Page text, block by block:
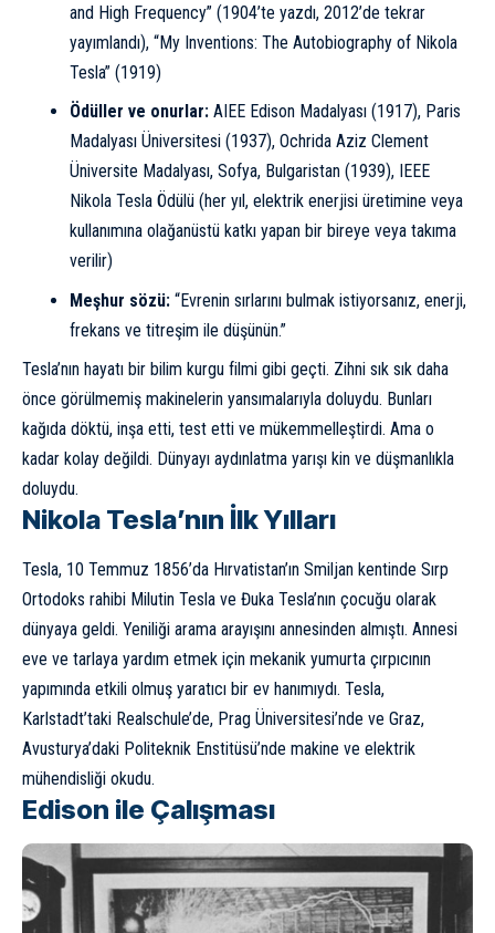
and High Frequency” (1904’te yazdı, 2012’de tekrar
yayımlandı), “My Inventions: The Autobiography of Nikola
Tesla” (1919)
Ödüller ve onurlar:AIEE Edison Madalyası (1917), Paris
Madalyası Üniversitesi (1937), Ochrida Aziz Clement
Üniversite Madalyası, Sofya, Bulgaristan (1939), IEEE
Nikola Tesla Ödülü (her yıl, elektrik enerjisi üretimine veya
kullanımına olağanüstü katkı yapan bir bireye veya takıma
verilir)
Meşhur sözü:“Evrenin sırlarını bulmak istiyorsanız, enerji,
frekans ve titreşim ile düşünün.”
Tesla’nın hayatı bir bilim kurgu filmi gibi geçti. Zihni sık sık daha
önce görülmemiş makinelerin yansımalarıyla doluydu. Bunları
kağıda döktü, inşa etti, test etti ve mükemmelleştirdi. Ama o
kadar kolay değildi. Dünyayı aydınlatma yarışı kin ve düşmanlıkla
doluydu.
Nikola Tesla’nın İlk Yılları
Tesla, 10 Temmuz 1856’da Hırvatistan’ın Smiljan kentinde Sırp
Ortodoks rahibi Milutin Tesla ve Đuka Tesla’nın çocuğu olarak
dünyaya geldi. Yeniliği arama arayışını annesinden almıştı. Annesi
eve ve tarlaya yardım etmek için mekanik yumurta çırpıcının
yapımında etkili olmuş yaratıcı bir ev hanımıydı. Tesla,
Karlstadt’taki Realschule’de, Prag Üniversitesi’nde ve Graz,
Avusturya’daki Politeknik Enstitüsü’nde makine ve elektrik
mühendisliği okudu.
Edison ile Çalışması